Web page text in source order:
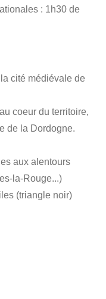
: 1h30 de
cité médiévale de
coeur du territoire,
de la Dordogne.
aux alentours
la-Rouge...)
(triangle noir)